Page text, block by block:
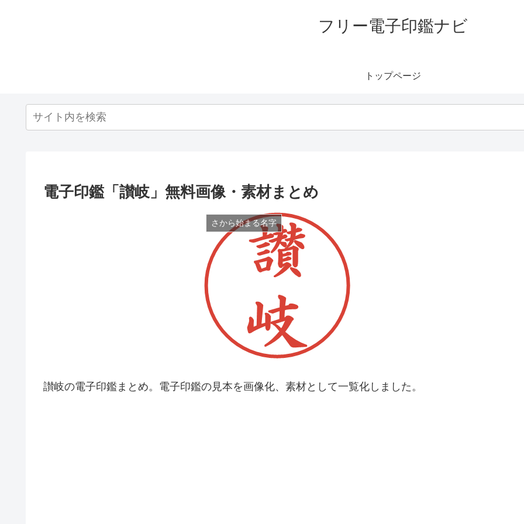
フリー電子印鑑ナビ
トップページ
電子印鑑「讃岐」無料画像・素材まとめ
さから始まる名字
讃岐の電子印鑑まとめ。電子印鑑の見本を画像化、素材として一覧化しました。